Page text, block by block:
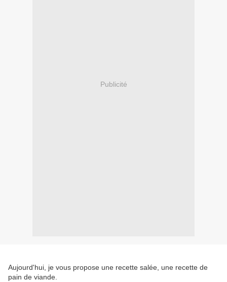
Publicité
Aujourd'hui, je vous propose une recette salée, une recette de
pain de viande.